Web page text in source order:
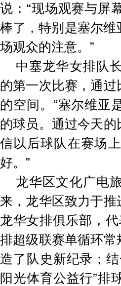
说：“现场观赛与屏
棒了，特别是塞尔
场观众的注意。”
中塞龙华女排队
的第一次比赛，通
的空间。“塞尔维亚
的球员。通过今天
信以后球队在赛场
好。”
龙华区文化广电
来，龙华区致力于
龙华女排俱乐部，
排超级联赛单循环
造了队史新纪录；
阳光体育公益行”排